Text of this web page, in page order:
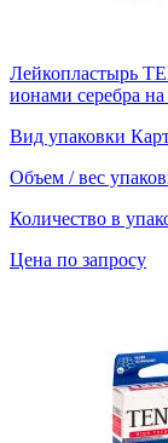
Лейкопластырь
ионами серебра
Вид упаковки
Объем / вес
Количество в
Цена по запросу